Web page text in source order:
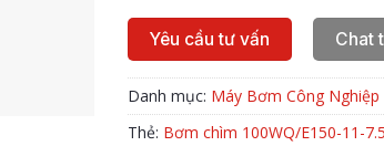
Yêu cầu tư vấn Chat
Danh mục: Máy Bơm Công Nghiệp
Thẻ: Bơm chìm 100WQ/E150-11-7.5